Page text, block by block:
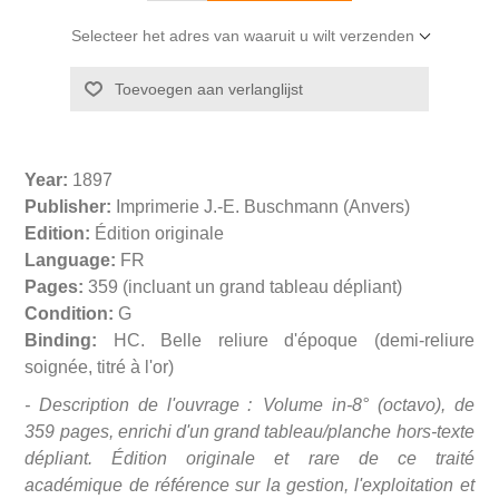
Selecteer het adres van waaruit u wilt verzenden
Year: 1897
Publisher: Imprimerie J.-E. Buschmann (Anvers)
Edition: Édition originale
Language: FR
Pages: 359 (incluant un grand tableau dépliant)
Condition: G
Binding: HC. Belle reliure d'époque (demi-reliure
soignée, titré à l'or)
- Description de l'ouvrage : Volume in-8° (octavo), de
359 pages, enrichi d'un grand tableau/planche hors-texte
dépliant. Édition originale et rare de ce traité
académique de référence sur la gestion, l'exploitation et